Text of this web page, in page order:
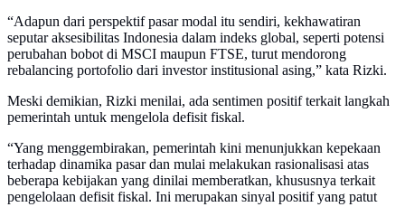
“Adapun dari perspektif pasar modal itu sendiri, kekhawatiran
seputar aksesibilitas Indonesia dalam indeks global, seperti potensi
perubahan bobot di MSCI maupun FTSE, turut mendorong
rebalancing portofolio dari investor institusional asing,” kata Rizki.
Meski demikian, Rizki menilai, ada sentimen positif terkait langkah
pemerintah untuk mengelola defisit fiskal.
“Yang menggembirakan, pemerintah kini menunjukkan kepekaan
terhadap dinamika pasar dan mulai melakukan rasionalisasi atas
beberapa kebijakan yang dinilai memberatkan, khususnya terkait
pengelolaan defisit fiskal. Ini merupakan sinyal positif yang patut